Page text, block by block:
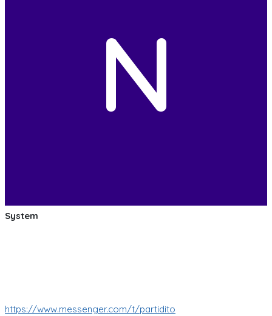
N
System
https://www.messenger.com/t/partidito